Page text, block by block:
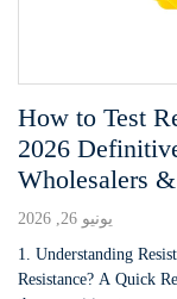
How to Test
2026
Wholesalers
يونيو 26, 2026
1. Understanding
Resistance? A Quick